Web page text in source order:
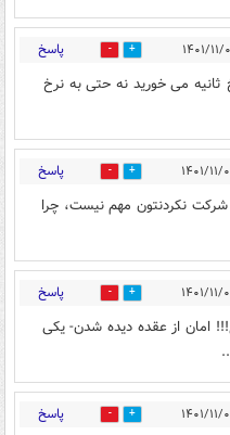
0 پاسخ
ثانیه می خورید نه حتی به نرخ
0 پاسخ
شرکت نکردنتون مهم نیست، چرا
17 پاسخ
امان از عقده دیده شدن- یکی
16 پاسخ